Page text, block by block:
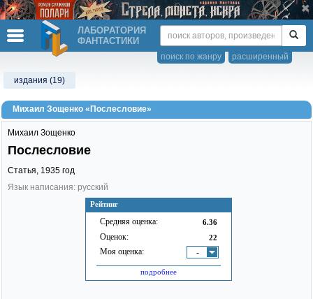
ЛАБОРАТОРИЯ
ФАНТАСТИКИ
расширенный
поиск по жанру
издания (19)
Михаил Зощенко «Послесловие»
Рейтинг
Средняя оценка: 6.36
Оценок: 22
Моя оценка: -
подробнее
Михаил Зощенко
Послесловие
Статья, 1935 год
Язык написания: русский